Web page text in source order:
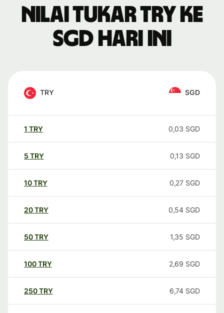
Nilai tukar TRY ke
SGD hari ini
TRY SGD
1 TRY 0,03 SGD
5 TRY 0,13 SGD
10TRY 0,27 SGD
20TRY 0,54 SGD
50TRY 1,35 SGD
100TRY 2,69 SGD
250TRY 6,74 SGD